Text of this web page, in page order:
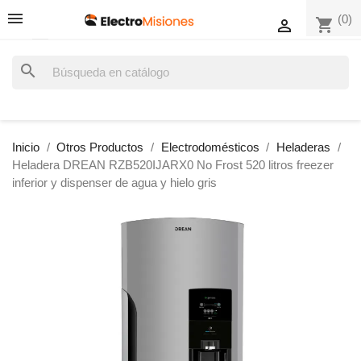
shopping_cart (0)

search
Inicio Otros Productos Electrodomésticos
Heladeras
Heladera DREAN RZB520IJARX0 No Frost 520 litros freezer
inferior y dispenser de agua y hielo gris